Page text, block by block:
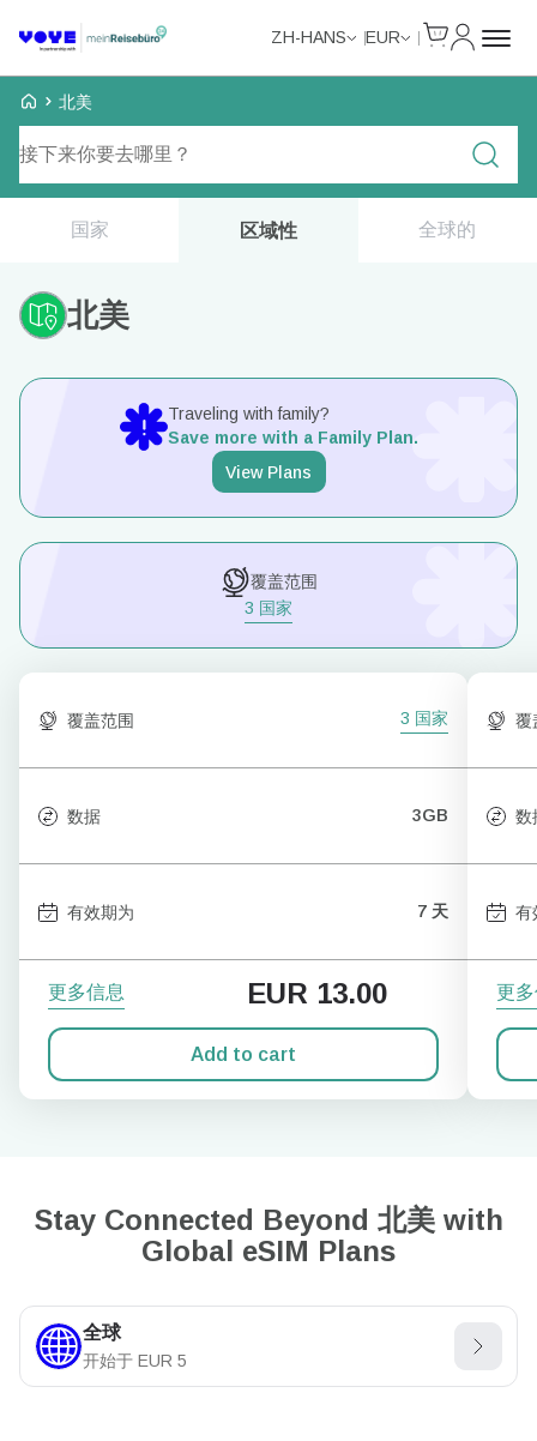
ZH-HANS EUR
Voye Homepage
北美
国家 区域性 全球的
北美
Traveling with family?
Save more with a Family Plan.
View Plans
覆盖范围
3 国家
覆盖范围 3 国家
数据 3GB
有效期为 7 天
更多信息 EUR 13.00
Add to cart
覆
数
有
更
Stay Connected Beyond 北美 with
Global eSIM Plans
全球
开始于 EUR 5